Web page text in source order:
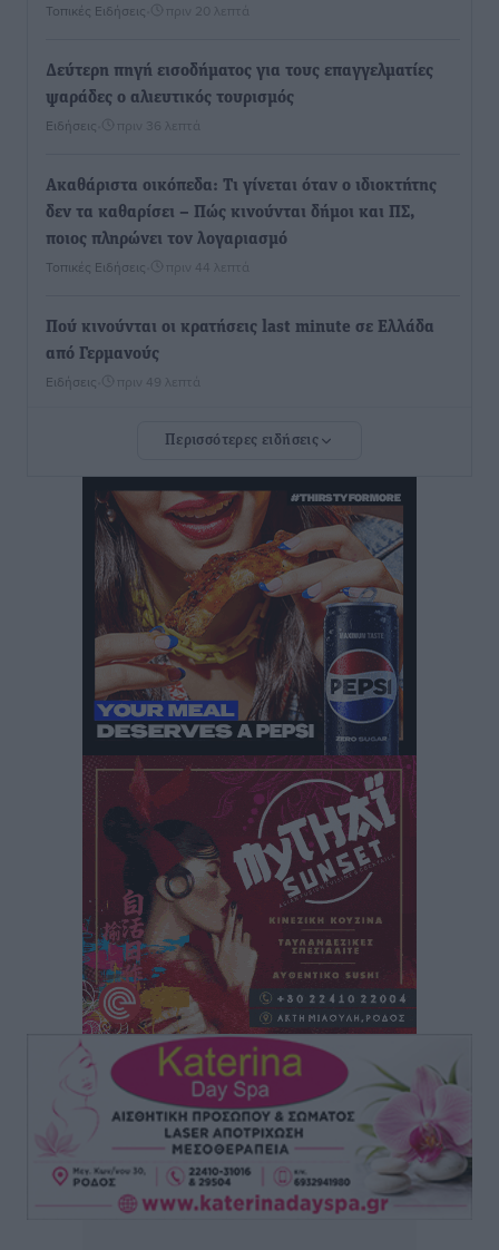
Τοπικές Ειδήσεις πριν 20 λεπτά
Δεύτερη πηγή εισοδήματος για τους επαγγελματίες
ψαράδες ο αλιευτικός τουρισμός
Ειδήσεις πριν 36 λεπτά
Ακαθάριστα οικόπεδα: Τι γίνεται όταν ο ιδιοκτήτης
δεν τα καθαρίσει – Πώς κινούνται δήμοι και ΠΣ,
ποιος πληρώνει τον λογαριασμό
Τοπικές Ειδήσεις πριν 44 λεπτά
Πού κινούνται οι κρατήσεις last minute σε Ελλάδα
από Γερμανούς
Ειδήσεις πριν 49 λεπτά
Οδηγός στη Ρόδο τράκαρε σταθμευμένο αυτοκίνητο,
Τοπικές Ειδήσεις• πριν 57 λεπτά
Το νέο Ειδικό Χωροταξικό για τον Τουρισμό
ξανασχεδιάζει τον επενδυτικό χάρτη της Ρόδου
Τοπικές Ειδήσεις• πριν 2 ώρες
Γιάννης Βασιλάκης: «Η Πρωτοβάθμια Φροντίδα
Υγείας πρέπει να φτάνει σε κάθε γωνιά – Ενισχύουμε
τις δομές, δεν τις αποδυναμώνουμε»
Συνεντεύξεις• πριν 2 ώρες
Ιδρυμα Ωνάση: Το όραμα πίσω από τα δύο νέα
σχολεία της Ρόδου
Συνεντεύξεις πριν 2 ώρες
Μιχάλης Χουρδάκης: «Η χώρα χρειάζεται μια
αξιόπιστη εναλλακτική κυβερνητική πρόταση»
Συνεντεύξεις• πριν 2 ώρες
Σεβ. Μητροπολίτης Ρόδου κ. Κύριλλος: «Ο Αύγουστος
είναι ο μήνας της Παναγίας και η Θεία Λειτουργία η
καρδιά της ζωής της Εκκλησίας»
Συνεντεύξεις• πριν 2 ώρες
Πρέσβης της Βραζιλίας: «Η Ελλάδα και η Βραζιλία
έχουν τεράστιες ευκαιρίες συνεργασίας – Η Ρόδος
Περισσότερες ειδήσεις